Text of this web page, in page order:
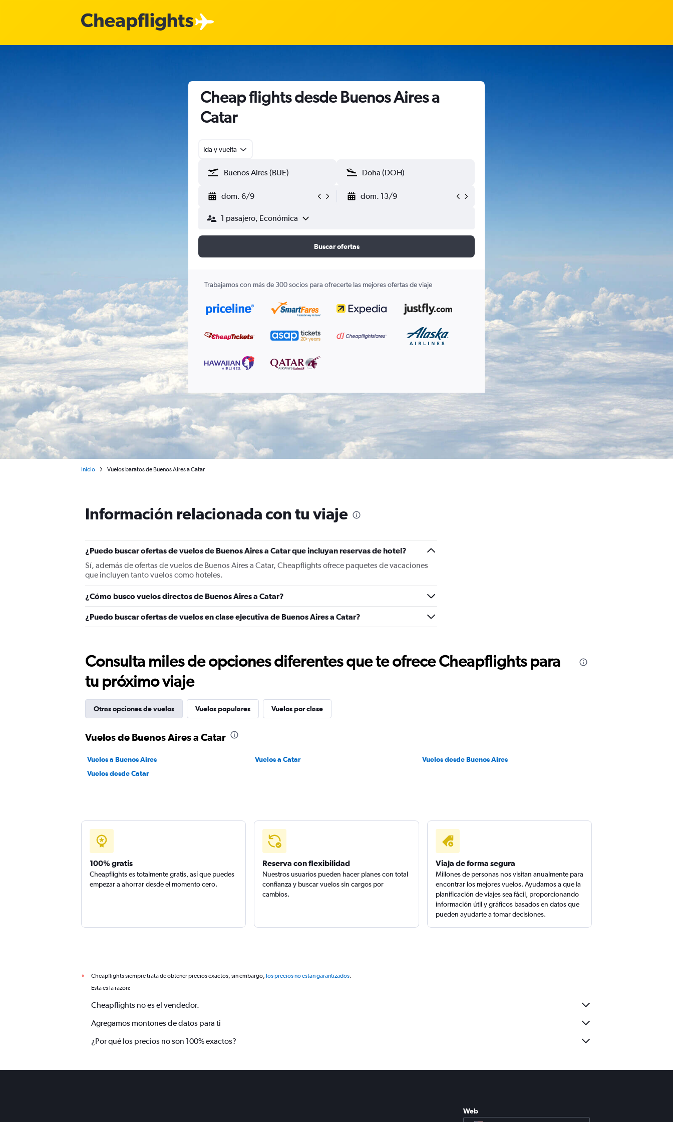
Cheap flights desde Buenos Aires a
Catar
Ida y vuelta
dom. 6/9 dom. 13/9
1 pasajero, Económica
Buscar ofertas
Trabajamos con más de 300 socios para ofrecerte las mejores ofertas de viaje
Inicio Vuelos baratos de Buenos Aires a Catar
Información relacionada con tu viaje
¿Puedo buscar ofertas de vuelos de Buenos Aires a Catar que incluyan reservas de hotel?
Sí, además de ofertas de vuelos de Buenos Aires a Catar, Cheapflights ofrece paquetes de vacaciones
que incluyen tanto vuelos como hoteles.
¿Cómo busco vuelos directos de Buenos Aires a Catar?
¿Puedo buscar ofertas de vuelos en clase ejecutiva de Buenos Aires a Catar?
Consulta miles de opciones diferentes que te ofrece Cheapflights para
tu próximo viaje
Otras opciones de vuelos Vuelos populares Vuelos por clase
Vuelos de Buenos Aires a Catar
Vuelos a Buenos Aires Vuelos a Catar
Vuelos desde Buenos Aires
Vuelos desde Catar
100% gratis
Cheapflights es totalmente gratis, así que puedes
empezar a ahorrar desde el momento cero.
Reserva con flexibilidad
Nuestros usuarios pueden hacer planes con total
confianza y buscar vuelos sin cargos por
cambios.
Viaja de forma segura
Millones de personas nos visitan anualmente para
encontrar los mejores vuelos. Ayudamos a que la
planificación de viajes sea fácil, proporcionando
información útil y gráficos basados en datos que
pueden ayudarte a tomar decisiones.
* Cheapflights siempre trata de obtener precios exactos, sin embargo, los precios no están garantizados.
Esta es la razón:
Cheapflights no es el vendedor.
Agregamos montones de datos para ti
¿Por qué los precios no son 100% exactos?
Web